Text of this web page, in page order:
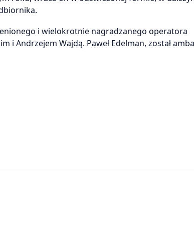
i wielokrotnie nagradzanego operatora
i Andrzejem Wajdą. Paweł Edelman, został